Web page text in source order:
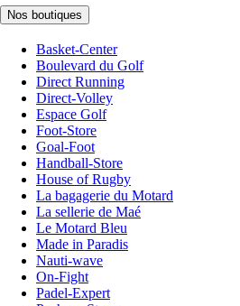
Nos boutiques
Basket-Center
Boulevard du Golf
Direct Running
Direct-Volley
Espace Golf
Foot-Store
Goal-Foot
Handball-Store
House of Rugby
La bagagerie du Motard
La sellerie de Maé
Le Motard Bleu
Made in Paradis
Nauti-wave
On-Fight
Padel-Expert